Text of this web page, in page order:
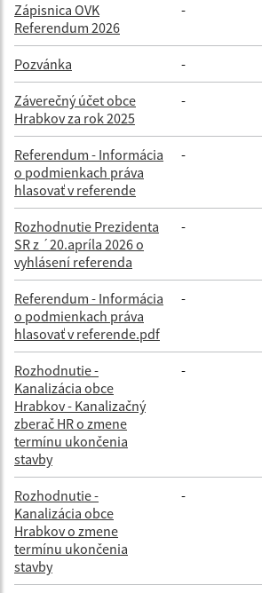
Zápisnica OVK
Referendum 2026
-
Pozvánka -
Záverečný účet obce
Hrabkov za rok 2025
-
Referendum - Informácia
o podmienkach práva
hlasovať v referende
-
Rozhodnutie Prezidenta
SR z ´20.apríla 2026 o
vyhlásení referenda
-
Referendum - Informácia
o podmienkach práva
hlasovať v referende.pdf
-
Rozhodnutie -
Kanalizácia obce
Hrabkov - Kanalizačný
zberač HR o zmene
termínu ukončenia
stavby
-
Rozhodnutie -
Kanalizácia obce
Hrabkov o zmene
termínu ukončenia
stavby
-